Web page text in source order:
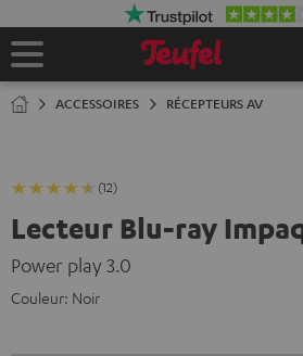
Page
ACCESSOIRES RÉCEPTEURS AV
(12)
Lecteur Blu-ray
Power play 3.0
Couleur: Noir